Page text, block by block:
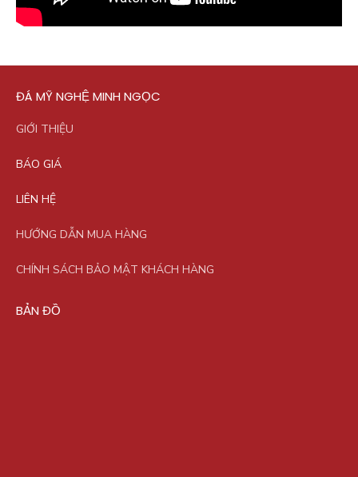
ĐÁ MỸ NGHỆ MINH NGỌC
GIỚI THIỆU
BÁO GIÁ
LIÊN HỆ
HƯỚNG DẪN MUA HÀNG
CHÍNH SÁCH BẢO MẬT KHÁCH HÀNG
BẢN ĐỒ